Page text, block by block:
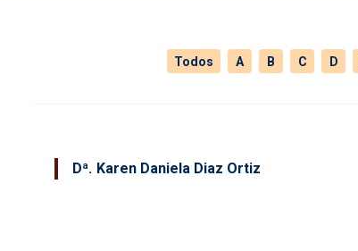
Todos A B C D
Dª Karen Daniela Diaz Ortiz